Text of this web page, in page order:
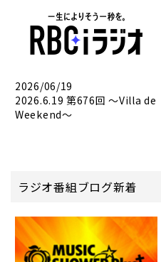
2026/06/19
2026.6.19 第676回 ～Villa de
Weekend～
ラジオ番組ブログ新着